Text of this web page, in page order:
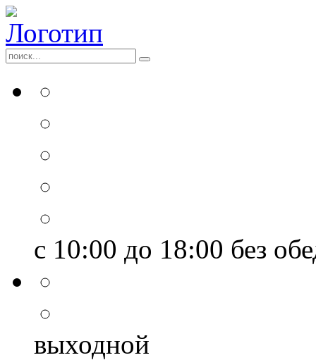
с 10:00 до 18:00 без
выходной